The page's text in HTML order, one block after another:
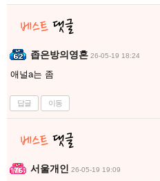
좁은방의영혼 26-05-19 18:24
애널a는 좀
답글 이동
서울개인 26-05-19 19:09